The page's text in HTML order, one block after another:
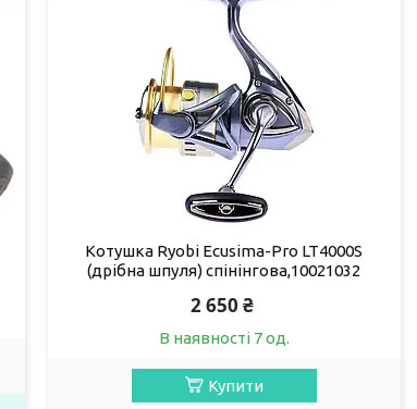
Котушка Ryobi Ecusima-Pro LT4000S
(дрібна шпуля) спінінгова,10021032
2 650 ₴
В наявності 7 од.
Купити